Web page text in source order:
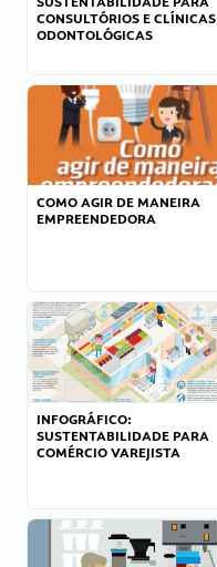
CONSULTÓRIOS E CLÍNICAS
ODONTOLÓGICAS
COMO AGIR DE MANEIRA
EMPREENDEDORA
INFOGRÁFICO:
SUSTENTABILIDADE PARA
COMÉRCIO VAREJISTA